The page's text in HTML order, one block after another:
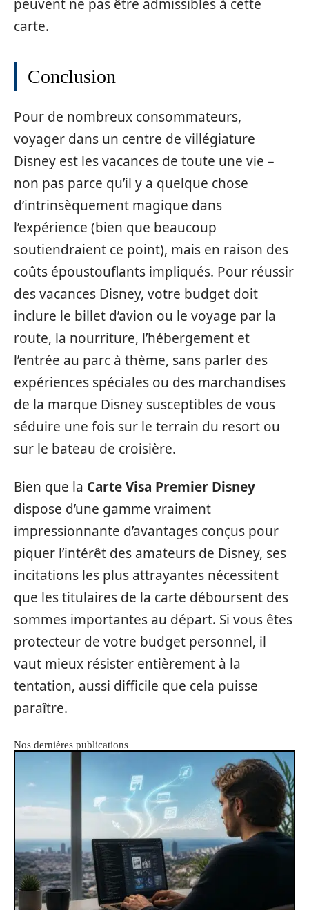
peuvent ne pas être admissibles à cette
carte.
Conclusion
Pour de nombreux consommateurs,
voyager dans un centre de villégiature
Disney est les vacances de toute une vie –
non pas parce qu’il y a quelque chose
d’intrinsèquement magique dans
l’expérience (bien que beaucoup
soutiendraient ce point), mais en raison des
coûts époustouflants impliqués. Pour réussir
des vacances Disney, votre budget doit
inclure le billet d’avion ou le voyage par la
route, la nourriture, l’hébergement et
l’entrée au parc à thème, sans parler des
expériences spéciales ou des marchandises
de la marque Disney susceptibles de vous
séduire une fois sur le terrain du resort ou
sur le bateau de croisière.
Bien que la Carte Visa Premier Disney
dispose d’une gamme vraiment
impressionnante d’avantages conçus pour
piquer l’intérêt des amateurs de Disney, ses
incitations les plus attrayantes nécessitent
que les titulaires de la carte déboursent des
sommes importantes au départ. Si vous êtes
protecteur de votre budget personnel, il
vaut mieux résister entièrement à la
tentation, aussi difficile que cela puisse
paraître.
Nos dernières publications